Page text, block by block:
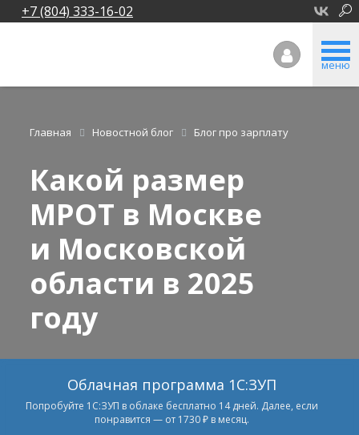
+7 (804) 333-16-02
меню
Главная Новостной блог Блог про зарплату
Какой размер
МРОТ в Москве
и Московской
области в 2025
году
Облачная программа 1С:ЗУП
Попробуйте 1С:ЗУП в облаке бесплатно 14 дней. Далее, если
понравится — от 1730 ₽ в месяц.